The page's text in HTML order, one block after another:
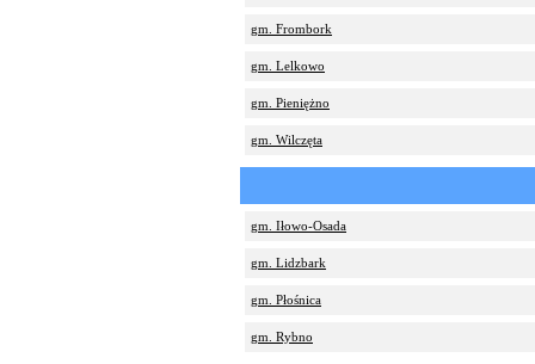
gm. Frombork
gm. Lelkowo
gm. Pieniężno
gm. Wilczęta
gm. Iłowo-Osada
gm. Lidzbark
gm. Płośnica
gm. Rybno